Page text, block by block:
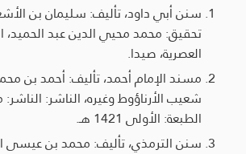
سنن أبي داود، تأليف: سليمان بن
تحقيق: محمد محيي الدين عبد الحميد،
العصرية، صيدا.
مسند الإمام أحمد، تأليف: أحمد بن
شعيب الأرناؤوط وغيره، الناشر:
الطبعة: الأولى 1421 هـ.
سنن الترمذي، تأليف: محمد بن عيسى